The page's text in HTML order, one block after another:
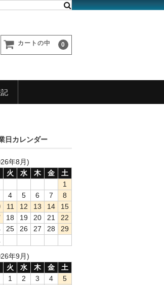
カートの中 0
日カレンダー
年8月)
火 水 木 金
土
1
4 5 6 7
8
11 12 13 14
15
18 19 20 21
22
25 26 27 28
29
年9月)
火 水 木 金
土
1
2 3 4
5